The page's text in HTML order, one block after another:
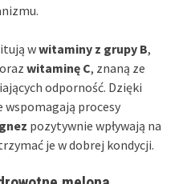
wwitaminy z grupy B,
witaminę C, znaną ze
odporność. Dzięki
wspomagają procesy
pozytywnie wpływają na
je w dobrej kondycji.